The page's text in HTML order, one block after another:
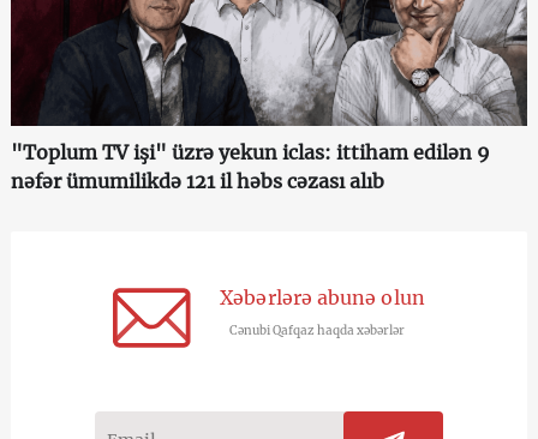
"Toplum TV işi" üzrə yekun iclas: ittiham edilən 9
nəfər ümumilikdə 121 il həbs cəzası alıb
Xəbərlərə abunə olun
Cənubi Qafqaz haqda xəbərlər